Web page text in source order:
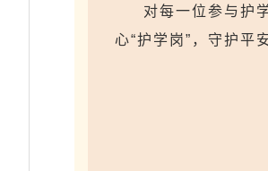
对每一位参与护
心“护学岗”，守护平